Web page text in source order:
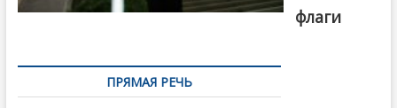
флаги
ПРЯМАЯ РЕЧЬ